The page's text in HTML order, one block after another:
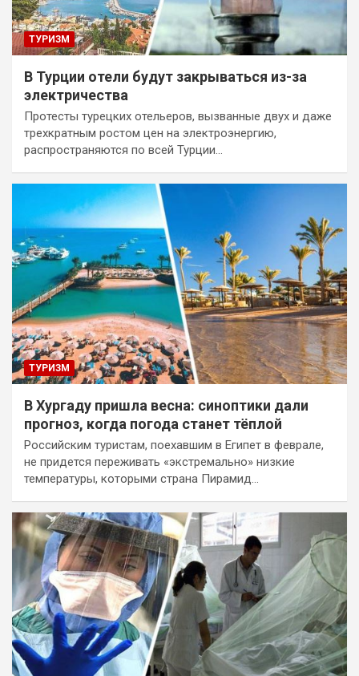
ТУРИЗМ
В Турции отели будут закрываться из-за
электричества
Протесты турецких отельеров, вызванные двух и даже
трехкратным ростом цен на электроэнергию,
распространяются по всей Турции…
ТУРИЗМ
В Хургаду пришла весна: синоптики дали
прогноз, когда погода станет тёплой
Российским туристам, поехавшим в Египет в феврале,
не придется переживать «экстремально» низкие
температуры, которыми страна Пирамид…